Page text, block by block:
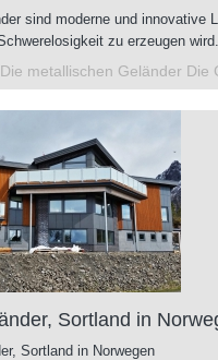
sind moderne und innovative
zu erzeugen wird.
metallischen Geländer Die
Sortland in
Sortland in Norwegen